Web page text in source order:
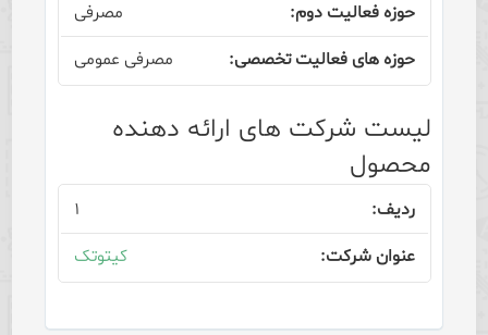
مصرفی
مصرفی عمومی
لیست شرکت های ارائه دهنده
محصول
۱
کیتوتک